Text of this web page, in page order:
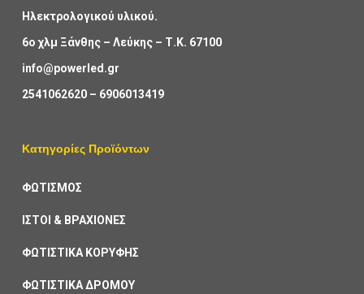
Ηλεκτρολογικού υλικού.
6ο χλμ Ξάνθης – Λεύκης – Τ.Κ. 67100
info@powerled.gr
2541062620– 6906013419
Κατηγορίες Προϊόντων
ΦΩΤΙΣΜΟΣ
ΙΣΤΟΙ & ΒΡΑΧΙΟΝΕΣ
ΦΩΤΙΣΤΙΚΑ ΚΟΡΥΦΗΣ
ΦΩΤΙΣΤΙΚΑ ΔΡΟΜΟΥ